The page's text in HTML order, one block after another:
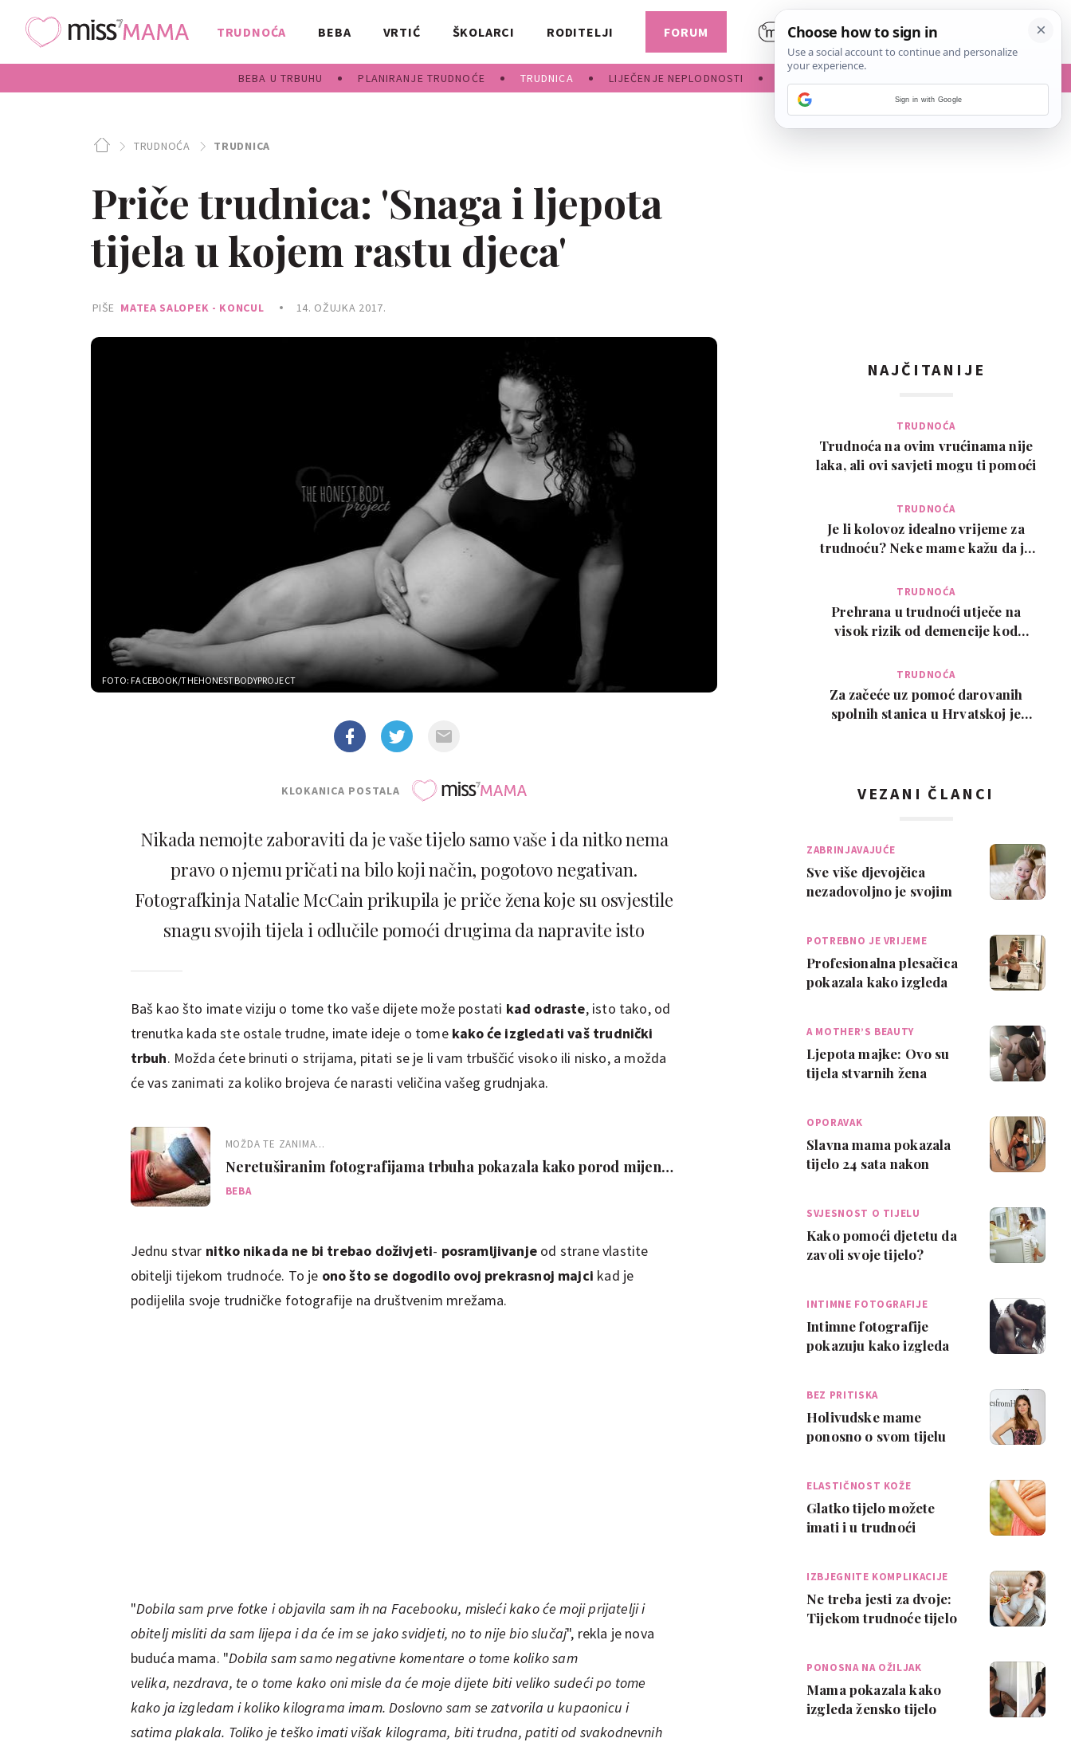
TRUDNOĆA
BEBA U TRBUHU PLANIRANJE TRUDNOĆE TRUDNICA LIJEČENJE NEPLODNOSTI
BEBA VRTIĆ ŠKOLARCI RODITELJI FORUM
TRUDNOĆA TRUDNICA
Priče trudnica: 'Snaga i ljepota
tijela u kojem rastu djeca'
PIŠE MATEA SALOPEK - KONCUL 14. OŽUJKA 2017.
FOTO: FACEBOOK/THEHONESTBODYPROJECT
KLOKANICA POSTALA
Nikada nemojte zaboraviti da je vaše tijelo samo vaše i da nitko nema
pravo o njemu pričati na bilo koji način, pogotovo negativan.
Fotografkinja Natalie McCain prikupila je priče žena koje su osvjestile
snagu svojih tijela i odlučile pomoći drugima da napravite isto
Baš kao što imate viziju o tome tko vaše dijete može postati kad odraste, isto tako, od
trenutka kada ste ostale trudne, imate ideje o tome kako će izgledati vaš trudnički
trbuh. Možda ćete brinuti o strijama, pitati se je li vam trbuščić visoko ili nisko, a možda
će vas zanimati za koliko brojeva će narasti veličina vašeg grudnjaka.
MOŽDA TE ZANIMA...
Neretuširanim fotografijama trbuha pokazala kako porod mijenja
žensko tijelo
BEBA
Jednu stvar nitko nikada ne bi trebao doživjeti- posramljivanje od strane vlastite
obitelji tijekom trudnoće. To je ono što se dogodilo ovoj prekrasnoj majci kad je
podijelila svoje trudničke fotografije na društvenim mrežama.
"Dobila sam prve fotke i objavila sam ih na Facebooku, misleći kako će moji prijatelji i
obitelj misliti da sam lijepa i da će im se jako svidjeti, no to nije bio slučaj", rekla je nova
buduća mama. "Dobila sam samo negativne komentare o tome koliko sam
velika, nezdrava, te o tome kako oni misle da će moje dijete biti veliko sudeći po tome
kako ja izgledam i koliko kilograma imam. Doslovno sam se zatvorila u kupaonicu i
satima plakala. Toliko je teško imati višak kilograma, biti trudna, patiti od svakodnevnih
NAJČITANIJE
TRUDNOĆA
Trudnoća na ovim vrućinama nije
laka, ali ovi savjeti mogu ti pomoći
TRUDNOĆA
Je li kolovoz idealno vrijeme za
trudnoću? Neke mame kažu da je
TRUDNOĆA
Prehrana u trudnoći utječe na
visok rizik od demencije kod
TRUDNOĆA
Za začeće uz pomoć darovanih
spolnih stanica u Hrvatskoj je
VEZANI ČLANCI
ZABRINJAVAJUĆE
Sve više djevojčica
nezadovoljno je svojim
POTREBNO JE VRIJEME
Profesionalna plesačica
pokazala kako izgleda
A MOTHER’S BEAUTY
Ljepota majke: Ovo su
tijela stvarnih žena
OPORAVAK
Slavna mama pokazala
tijelo 24 sata nakon
SVJESNOST O TIJELU
Kako pomoći djetetu da
zavoli svoje tijelo?
INTIMNE FOTOGRAFIJE
Intimne fotografije
pokazuju kako izgleda
BEZ PRITISKA
Holivudske mame
ponosno o svom tijelu
ELASTIČNOST KOŽE
Glatko tijelo možete
imati i u trudnoći
IZBJEGNITE KOMPLIKACIJE
Ne treba jesti za dvoje:
Tijekom trudnoće tijelo
PONOSNA NA OŽILJAK
Mama pokazala kako
izgleda žensko tijelo
Sign in with Google